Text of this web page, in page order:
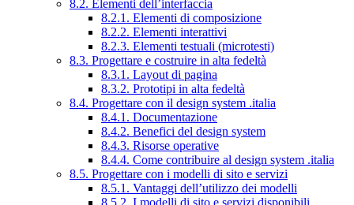
8.2. Elementi dell’interfaccia
8.2.1. Elementi di composizione
8.2.2. Elementi interattivi
8.2.3. Elementi testuali (microtesti)
8.3. Progettare e costruire in alta fedeltà
8.3.1. Layout di pagina
8.3.2. Prototipi in alta fedeltà
8.4. Progettare con il design system .italia
8.4.1. Documentazione
8.4.2. Benefici del design system
8.4.3. Risorse operative
8.4.4. Come contribuire al design system .italia
8.5. Progettare con i modelli di sito e servizi
8.5.1. Vantaggi dell’utilizzo dei modelli
8.5.2. I modelli di sito e servizi disponibili